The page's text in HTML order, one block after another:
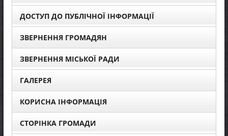
ДОСТУП ДО ПУБЛІЧНОЇ ІНФОРМАЦІЇ
ЗВЕРНЕННЯ ГРОМАДЯН
ЗВЕРНЕННЯ МІСЬКОЇ РАДИ
ГАЛЕРЕЯ
КОРИСНА ІНФОРМАЦІЯ
СТОРІНКА ГРОМАДИ